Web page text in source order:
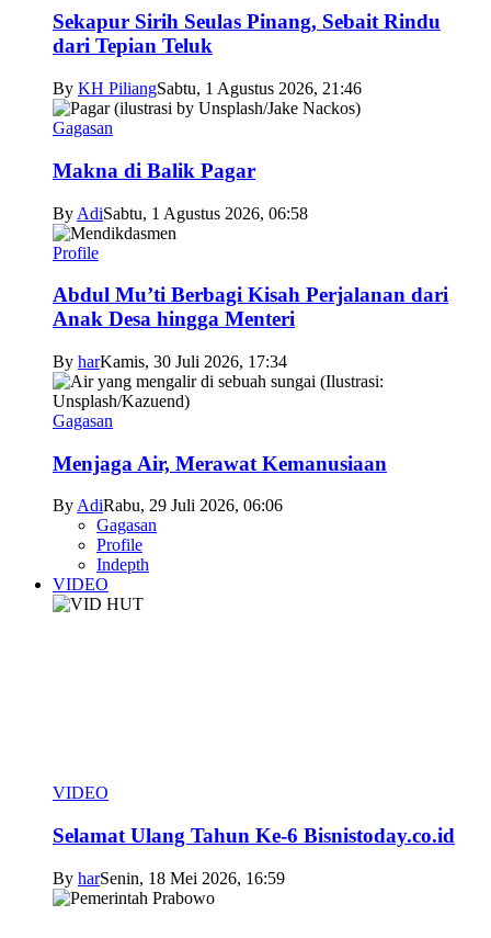
Sekapur Sirih Seulas Pinang, Sebait Rindu
dari Tepian Teluk
By KH PiliangSabtu, 1 Agustus 2026, 21:46
Gagasan
Makna di Balik Pagar
By AdiSabtu, 1 Agustus 2026, 06:58
Profile
Abdul Mu’ti Berbagi Kisah Perjalanan dari
Anak Desa hingga Menteri
By harKamis, 30 Juli 2026, 17:34
Gagasan
Menjaga Air, Merawat Kemanusiaan
ByAdiRabu, 29 Juli 2026, 06:06
Gagasan
Profile
Indepth
VIDEO
VIDEO
Selamat Ulang Tahun Ke-6 Bisnistoday.co.id
By harSenin, 18 Mei 2026, 16:59